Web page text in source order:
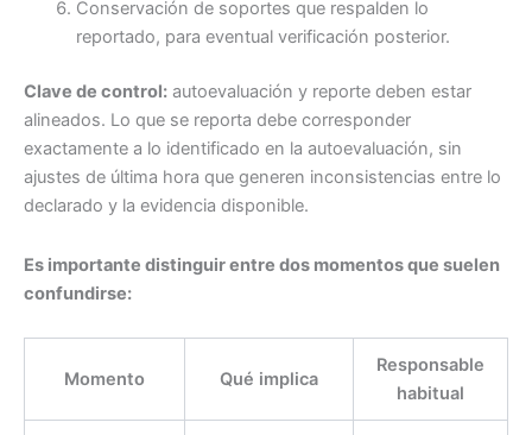
Conservación de soportes que respalden lo
reportado, para eventual verificación posterior.
Clave de control: autoevaluación y reporte deben estar
alineados. Lo que se reporta debe corresponder
exactamente a lo identificado en la autoevaluación, sin
ajustes de última hora que generen inconsistencias entre lo
declarado y la evidencia disponible.
Es importante distinguir entre dos momentos que suelen
confundirse:
Momento Qué implica
Responsable
habitual